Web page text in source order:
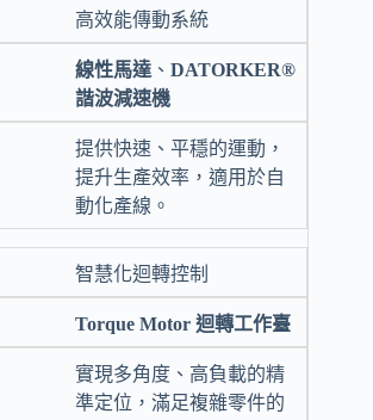
高效能傳動系統
線性馬達 、DATORKER®
諧波減速機
提供快速、平穩的運動，
提升生產效率，適用於自
動化產線。
智慧化迴轉控制
Torque Motor 迴轉工作臺
實現多角度、高負載的精
準定位，滿足複雜零件的